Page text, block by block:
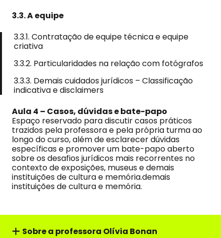
3.3. A equipe
3.3.1. Contratação de equipe técnica e equipe
criativa
3.3.2. Particularidades na relação com fotógrafos
3.3.3. Demais cuidados jurídicos – Classificação
indicativa e disclaimers
Aula 4 – Casos, dúvidas e bate-papo
Espaço reservado para discutir casos práticos
trazidos pela professora e pela própria turma ao
longo do curso, além de esclarecer dúvidas
específicas e promover um bate-papo aberto
sobre os desafios jurídicos mais recorrentes no
contexto de exposições, museus e demais
instituições de cultura e memória.demais
instituições de cultura e memória.
Sobre a professora Olívia Bonan